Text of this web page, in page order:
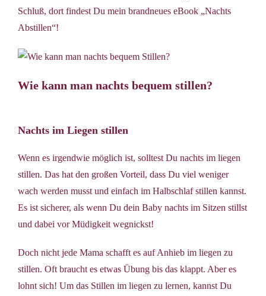
Schluß, dort findest Du mein brandneues eBook „Nachts
Abstillen“!
Wie kann man nachts bequem stillen?
Nachts im Liegen stillen
Wenn es irgendwie möglich ist, solltest Du nachts im liegen
stillen. Das hat den großen Vorteil, dass Du viel weniger
wach werden musst und einfach im Halbschlaf stillen kannst.
Es ist sicherer, als wenn Du dein Baby nachts im Sitzen stillst
und dabei vor Müdigkeit wegnickst!
Doch nicht jede Mama schafft es auf Anhieb im liegen zu
stillen. Oft braucht es etwas Übung bis das klappt. Aber es
lohnt sich! Um das Stillen im liegen zu lernen, kannst Du